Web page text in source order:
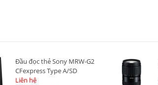
Đầu đọc thẻ Sony MRW-G2
CFexpress Type A/SD
Liên hệ